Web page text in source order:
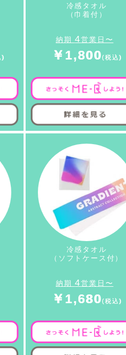
冷感タオル
（巾着付）
納期4営業日〜
￥1,800
冷感タオル
（ソフトケース付）
納期4営業日〜
￥1,680